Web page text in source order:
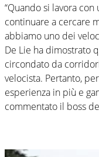
“Quando si lavora
continuare a cercare
abbiamo uno dei
De Lie ha dimostrato
circondato da
velocista. Pertanto,
esperienza in più e
commentato il boss